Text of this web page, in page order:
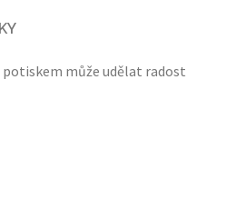
potiskem může udělat radost